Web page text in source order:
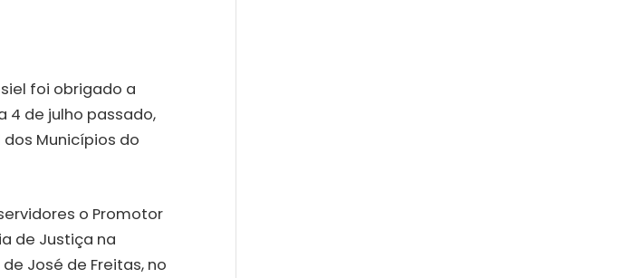
foi obrigado a
4 de julho passado,
Municípios do
o Promotor
de Justiça na
José de Freitas, no